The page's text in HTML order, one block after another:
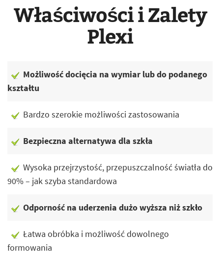
Właściwości i Zalety
Plexi
Możliwość docięcia na wymiar lub do podanego
kształtu
Bardzo szerokie możliwości zastosowania
Bezpieczna alternatywa dla szkła
Wysoka przejrzystość, przepuszczalność światła do
90% – jak szyba standardowa
Odporność na uderzenia dużo wyższa niż szkło
Łatwa obróbka i możliwość dowolnego
formowania